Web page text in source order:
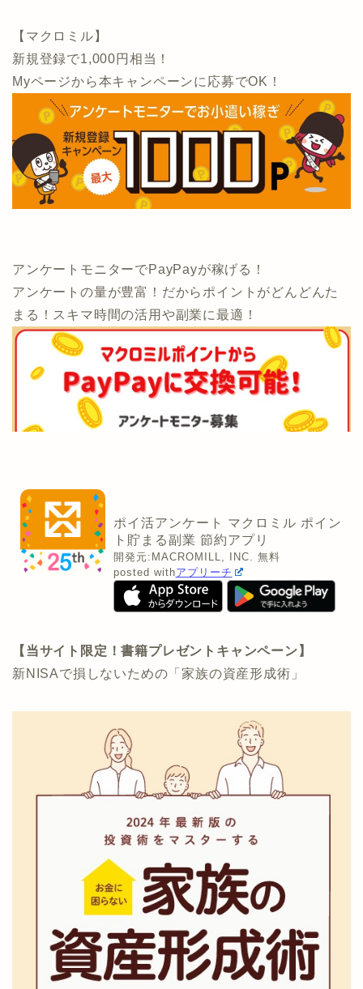
【マクロミル】
新規登録で1,000円相当！
Myページから本キャンペーンに応募でOK！
アンケートモニターでPayPayが稼げる！
アンケートの量が豊富！だからポイントがどんどんた
まる！スキマ時間の活用や副業に最適！
ポイ活アンケート マクロミル ポイン
ト貯まる副業 節約アプリ
開発元: MACROMILL, INC. 無料
posted withアプリーチ
【当サイト限定！書籍プレゼントキャンペーン】
新NISAで損しないための「家族の資産形成術」